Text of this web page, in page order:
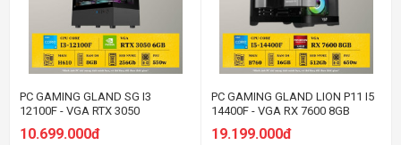
PC GAMING GLAND SG I3
12100F - VGA RTX 3050
10.699.000đ
PC GAMING GLAND LION P11 I5
14400F - VGA RX 7600 8GB
19.199.000đ